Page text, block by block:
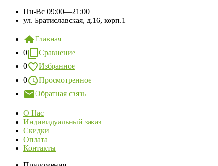
Пн-Вс 09:00—21:00
ул. Братиславская, д.16, корп.1
Главная
0
Сравнение
0
Избранное
0
Просмотренное
Обратная связь
О Нас
Индивидуальный заказ
Скидки
Оплата
Контакты